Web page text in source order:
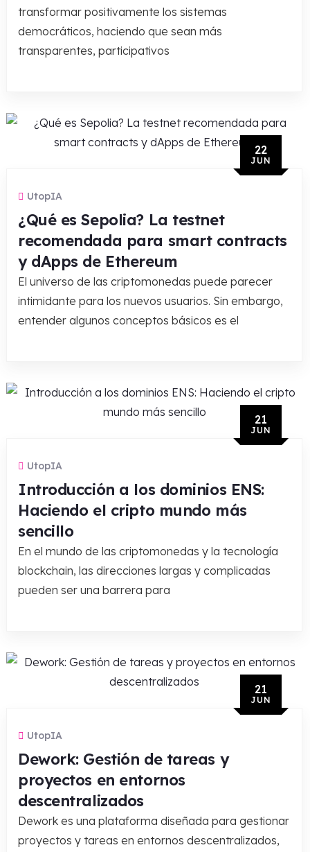
transformar positivamente los sistemas
democráticos, haciendo que sean más
transparentes, participativos
22
JUN
UtopIA
¿Qué es Sepolia? La testnet
recomendada para smart contracts
y dApps de Ethereum
El universo de las criptomonedas puede parecer
intimidante para los nuevos usuarios. Sin embargo,
entender algunos conceptos básicos es el
21
JUN
UtopIA
Introducción a los dominios ENS:
Haciendo el cripto mundo más
sencillo
En el mundo de las criptomonedas y la tecnología
blockchain, las direcciones largas y complicadas
pueden ser una barrera para
21
JUN
UtopIA
Dework: Gestión de tareas y
proyectos en entornos
descentralizados
Dework es una plataforma diseñada para gestionar
proyectos y tareas en entornos descentralizados,